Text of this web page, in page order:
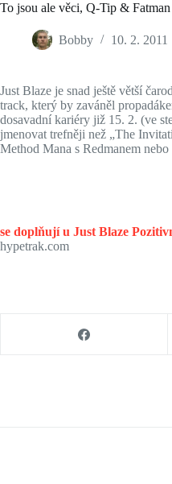
To jsou ale věci, Q-Tip &
Bobby 10. 2. 2011
Just Blaze je snad ještě větší
track, který by zaváněl
dosavadní kariéry již 15. 2. (ve
jmenovat trefněji než „The
Method Mana s Redmanem
se doplňují u Just Blaze
hypetrak.com